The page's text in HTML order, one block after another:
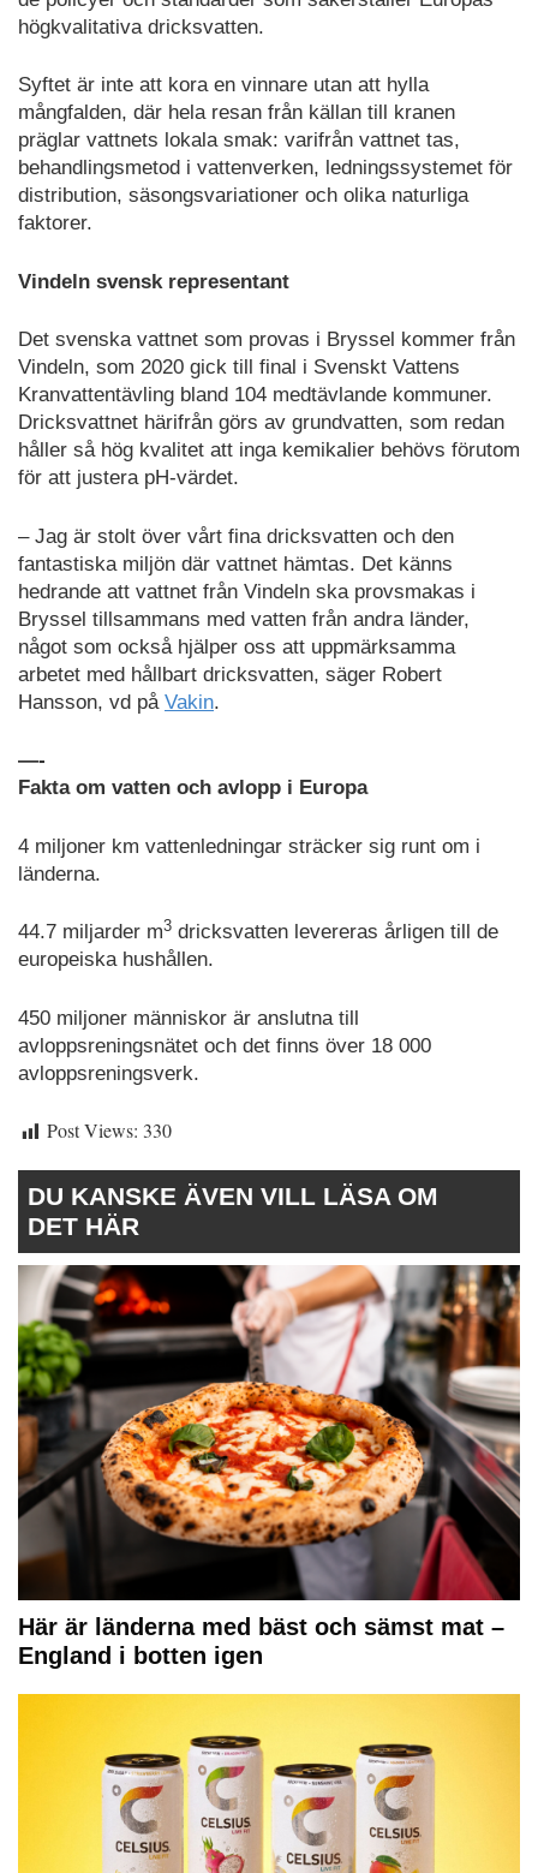
högkvalitativa dricksvatten.
Syftet är inte att kora en vinnare utan att hylla
mångfalden, där hela resan från källan till kranen
präglar vattnets lokala smak: varifrån vattnet tas,
behandlingsmetod i vattenverken, ledningssystemet för
distribution, säsongsvariationer och olika naturliga
faktorer.
Vindeln svensk representant
Det svenska vattnet som provas i Bryssel kommer från
Vindeln, som 2020 gick till final i Svenskt Vattens
Kranvattentävling bland 104 medtävlande kommuner.
Dricksvattnet härifrån görs av grundvatten, som redan
håller så hög kvalitet att inga kemikalier behövs förutom
för att justera pH-värdet.
– Jag är stolt över vårt fina dricksvatten och den
fantastiska miljön där vattnet hämtas. Det känns
hedrande att vattnet från Vindeln ska provsmakas i
Bryssel tillsammans med vatten från andra länder,
något som också hjälper oss att uppmärksamma
arbetet med hållbart dricksvatten, säger Robert
Hansson, vd på Vakin.
—-
Fakta om vatten och avlopp i Europa
4 miljoner km vattenledningar sträcker sig runt om i
länderna.
44.7 miljarder m3 dricksvatten levereras årligen till de
europeiska hushållen.
450 miljoner människor är anslutna till
avloppsreningsnätet och det finns över 18 000
avloppsreningsverk.
Post Views: 330
DU KANSKE ÄVEN VILL LÄSA OM
DET HÄR
Här är länderna med bäst och sämst mat –
England i botten igen